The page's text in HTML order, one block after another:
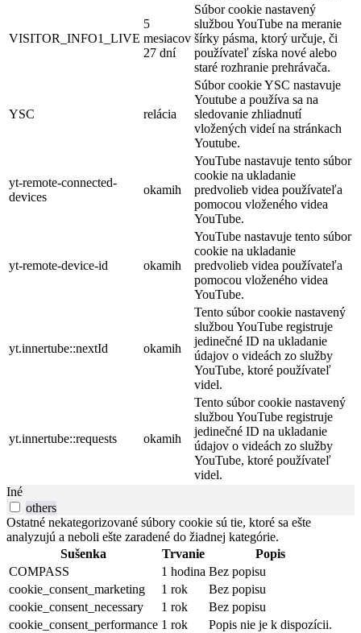
VISITOR_INFO1_LIVE
5
mesiacov
27 dní
Súbor cookie nastavený
službou YouTube na meranie
šírky pásma, ktorý určuje, či
používateľ získa nové alebo
staré rozhranie prehrávača.
YSC relácia
Súbor cookie YSC nastavuje
Youtube a používa sa na
sledovanie zhliadnutí
vložených videí na stránkach
Youtube.
yt-remote-connected-
devices
okamih
YouTube nastavuje tento súbor
cookie na ukladanie
predvolieb videa používateľa
pomocou vloženého videa
YouTube.
yt-remote-device-id okamih
YouTube nastavuje tento súbor
cookie na ukladanie
predvolieb videa používateľa
pomocou vloženého videa
YouTube.
yt.innertube::nextId okamih
Tento súbor cookie nastavený
službou YouTube registruje
jedinečné ID na ukladanie
údajov o videách zo služby
YouTube, ktoré používateľ
videl.
yt.innertube::requests okamih
Tento súbor cookie nastavený
službou YouTube registruje
jedinečné ID na ukladanie
údajov o videách zo služby
YouTube, ktoré používateľ
videl.
Iné
others
Ostatné nekategorizované súbory cookie sú tie, ktoré sa ešte
analyzujú a neboli ešte zaradené do žiadnej kategórie.
Sušenka
Trvanie
Popis
COMPASS
1 hodina Bez popisu
cookie_consent_marketing
1 rok
Bez popisu
cookie_consent_necessary
1 rok
Bez popisu
cookie_consent_performance 1 rok Popis nie je k dispozícii.